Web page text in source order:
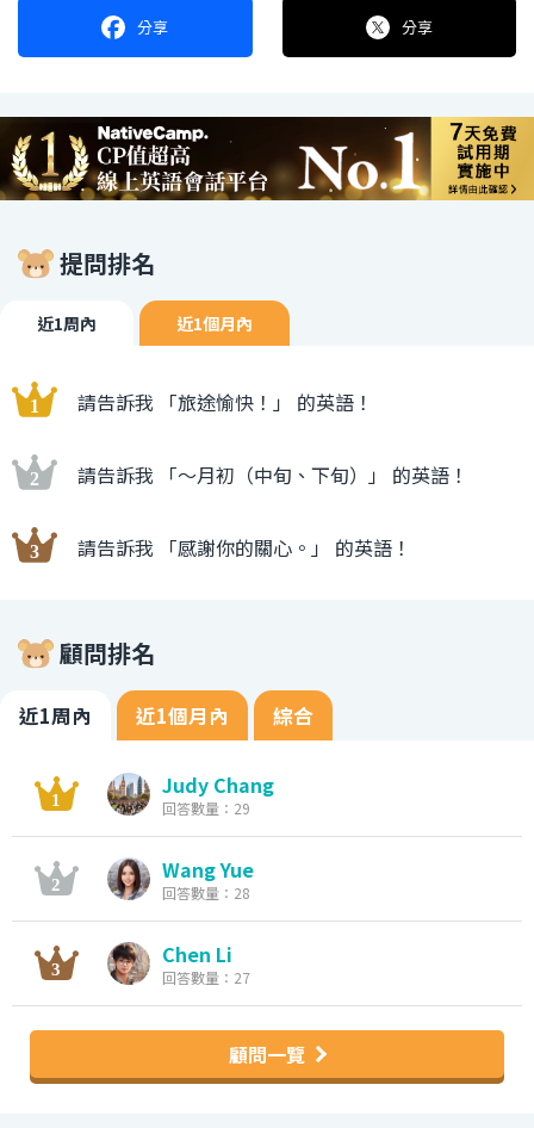
分享 分享
提問排名
近1周內 近1個月內
請告訴我 「旅途愉快！」 的英語！
請告訴我 「〜月初（中旬、下旬）」 的英語！
請告訴我 「感謝你的關心。」 的英語！
顧問排名
近1周內 近1個月內 綜合
Judy Chang
回答數量：29
Wang Yue
回答數量：28
Chen Li
回答數量：27
顧問一覽